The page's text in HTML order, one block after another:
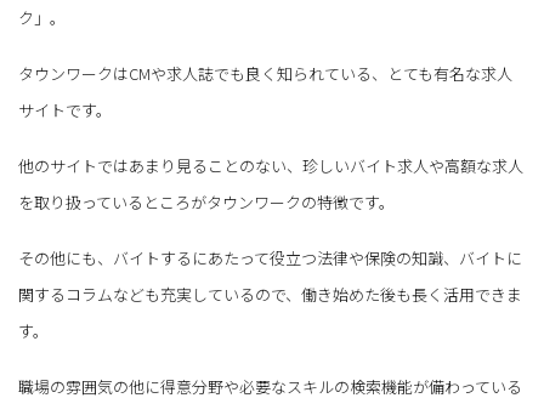
ク」。
タウンワークはCMや求人誌でも良く知られている、とても有名な求人
サイトです。
他のサイトではあまり見ることのない、珍しいバイト求人や高額な求人
を取り扱っているところがタウンワークの特徴です。
その他にも、バイトするにあたって役立つ法律や保険の知識、バイトに
関するコラムなども充実しているので、働き始めた後も長く活用できま
す。
職場の雰囲気の他に得意分野や必要なスキルの検索機能が備わっている